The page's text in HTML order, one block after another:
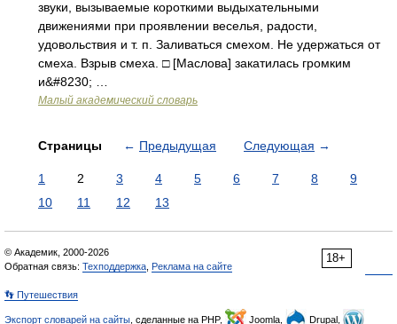
звуки, вызываемые короткими выдыхательными
движениями при проявлении веселья, радости,
удовольствия и т. п. Заливаться смехом. Не удержаться от
смеха. Взрыв смеха. □ [Маслова] закатилась громким
и&#8230; …
Малый академический словарь
Страницы ← Предыдущая Следующая →
1 2 3 4 5 6 7 8
9
10
11 12 13
18+
© Академик, 2000-2026
Обратная связь: Техподдержка Реклама на сайте
👣 Путешествия
Экспорт словарей на сайты , сделанные на PHP, Joomla, Drupal,